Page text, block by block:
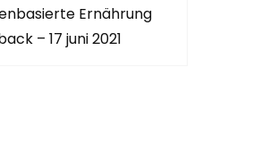
Ernährung
– 17 juni 2021